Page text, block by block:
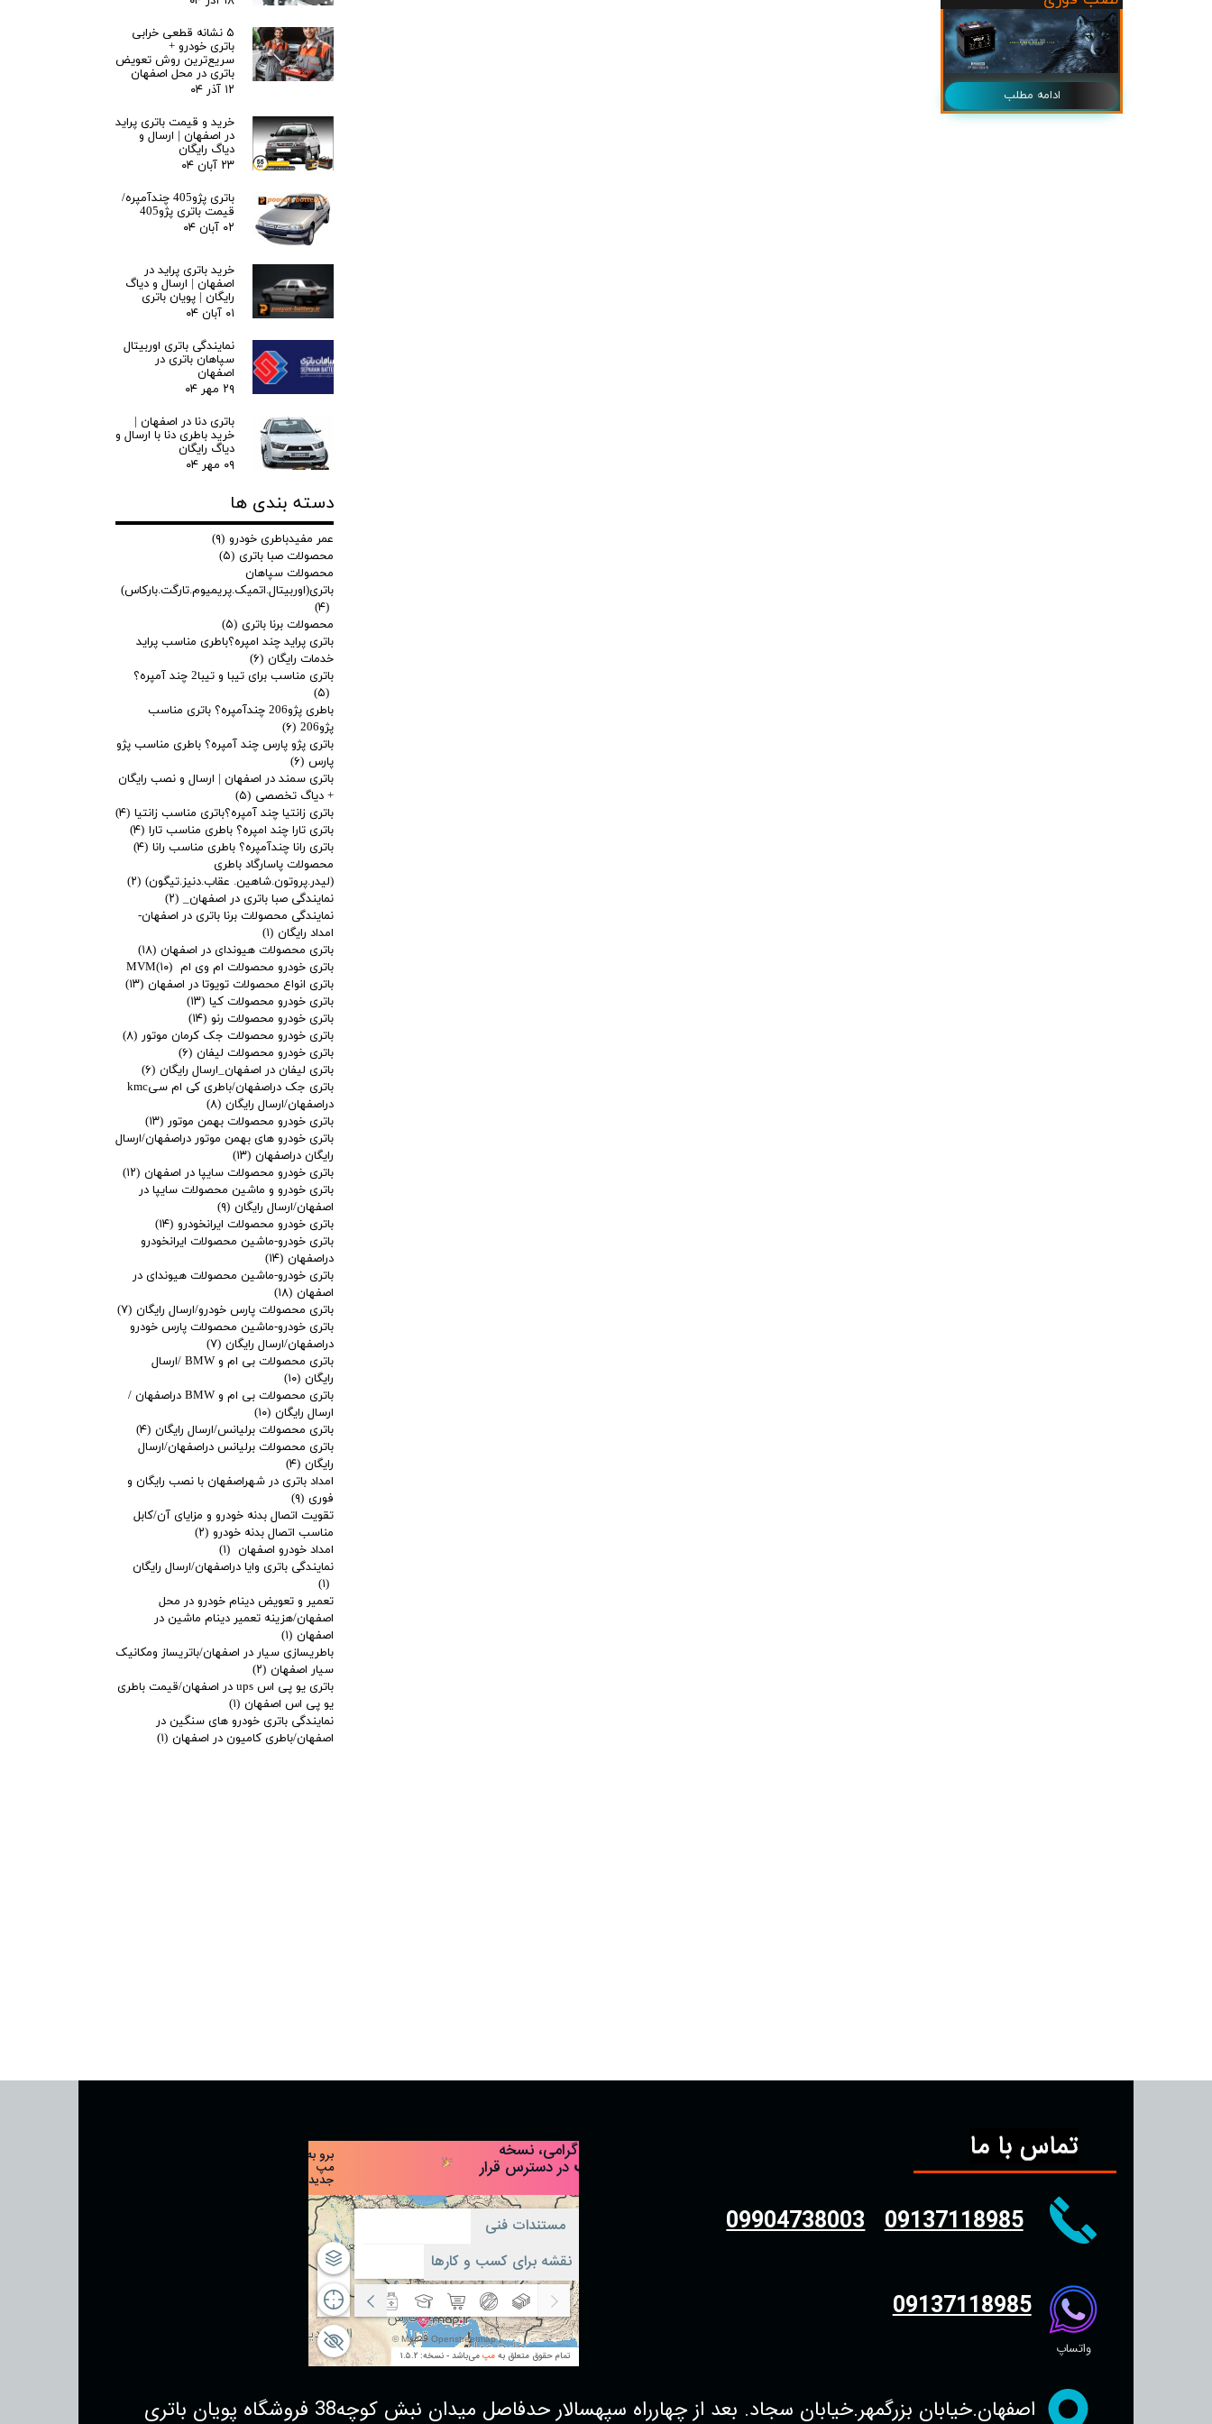
ادامه مطلب
۵ نشانه قطعی خرابی
باتری خودرو +
سریع‌ترین روش تعویض
باتری در محل اصفهان
۱۲ آذر ۰۴
خرید و قیمت باتری پراید
در اصفهان | ارسال و
دیاگ رایگان
۲۳ آبان ۰۴
باتری پژو405 چندآمپره/
قیمت باتری پژو405
۰۲ آبان ۰۴
خرید باتری پراید در
اصفهان | ارسال و دیاگ
رایگان | پویان باتری
۰۱ آبان ۰۴
نمایندگی باتری اوربیتال
سپاهان باتری در
اصفهان
۲۹ مهر ۰۴
باتری دنا در اصفهان |
خرید باطری دنا با ارسال و
دیاگ رایگان
۰۹ مهر ۰۴
دسته بندی ها
عمر مفیدباطری خودرو (۹)
محصولات صبا باتری (۵)
محصولات سپاهان
باتری(اوربیتال.اتمیک.پریمیوم.تارگت.بارکاس)
(۴)
محصولات برنا باتری (۵)
باتری پراید چند امپره؟باطری مناسب پراید
خدمات رایگان (۶)
باتری مناسب برای تیبا و تیبا2 چند آمپره؟
(۵)
باطری پژو206 چندآمپره؟ باتری مناسب
پژو206
(۶)
باتری پژو پارس چند آمپره؟ باطری مناسب پژو
پارس (۶)
باتری سمند در اصفهان | ارسال و نصب رایگان
+ دیاگ تخصصی (۵)
باتری زانتیا چند آمپره؟باتری مناسب زانتیا (۴)
باتری تارا چند امپره؟ باطری مناسب تارا (۴)
باتری رانا چندآمپره؟ باطری مناسب رانا (۴)
محصولات پاسارگاد باطری
(لیدر.پروتون.شاهین. عقاب.دنیز.تیگون) (۲)
نمایندگی صبا باتری در اصفهان_ (۲)
نمایندگی محصولات برنا باتری در اصفهان-
امداد رایگان (۱)
باتری محصولات هیوندای در اصفهان (۱۸)
باتری خودرو محصولات ام وی ام MVM (۱۰)
باتری انواع محصولات تویوتا در اصفهان (۱۳)
باتری خودرو محصولات کیا (۱۳)
باتری خودرو محصولات رنو (۱۴)
باتری خودرو محصولات جک کرمان موتور (۸)
باتری خودرو محصولات لیفان (۶)
باتری لیفان در اصفهان_ارسال رایگان (۶)
باتری جک دراصفهان/باطری کی ام سیkmc
دراصفهان/ارسال رایگان (۸)
باتری خودرو محصولات بهمن موتور (۱۳)
باتری خودرو های بهمن موتور دراصفهان/ارسال
رایگان دراصفهان (۱۳)
باتری خودرو محصولات سایپا در اصفهان (۱۲)
باتری خودرو و ماشین محصولات سایپا در
اصفهان/ارسال رایگان (۹)
باتری خودرو محصولات ایرانخودرو (۱۴)
باتری خودرو-ماشین محصولات ایرانخودرو
دراصفهان (۱۴)
باتری خودرو-ماشین محصولات هیوندای در
اصفهان (۱۸)
باتری محصولات پارس خودرو/ارسال رایگان (۷)
باتری خودرو-ماشین محصولات پارس خودرو
دراصفهان/ارسال رایگان (۷)
باتری محصولات بی ام و BMW /ارسال
رایگان (۱۰)
باتری محصولات بی ام و BMW دراصفهان /
ارسال رایگان (۱۰)
باتری محصولات برلیانس/ارسال رایگان (۴)
باتری محصولات برلیانس دراصفهان/ارسال
رایگان (۴)
امداد باتری در شهراصفهان با نصب رایگان و
فوری (۹)
تقویت اتصال بدنه خودرو و مزایای آن/کابل
مناسب اتصال بدنه خودرو (۲)
امداد خودرو اصفهان (۱)
نمایندگی باتری وایا دراصفهان/ارسال رایگان
(۱)
تعمیر و تعویض دینام خودرو در محل
اصفهان/هزینه تعمیر دینام ماشین در
اصفهان (۱)
باطریسازی سیار در اصفهان/باتریساز ومکانیک
سیار اصفهان (۲)
باتری یو پی اس ups در اصفهان/قیمت باطری
یو پی اس اصفهان (۱)
نمایندگی باتری خودرو های سنگین در
اصفهان/باطری کامیون در اصفهان (۱)
تماس با ما
واتساپ
09904738003 09137118985
09137118985
اصفهان.خیابان بزرگمهر.خیابان سجاد. بعد از چهارراه سپهسالار حدفاصل میدان نبش کوچه38 فروشگاه پویان باتری